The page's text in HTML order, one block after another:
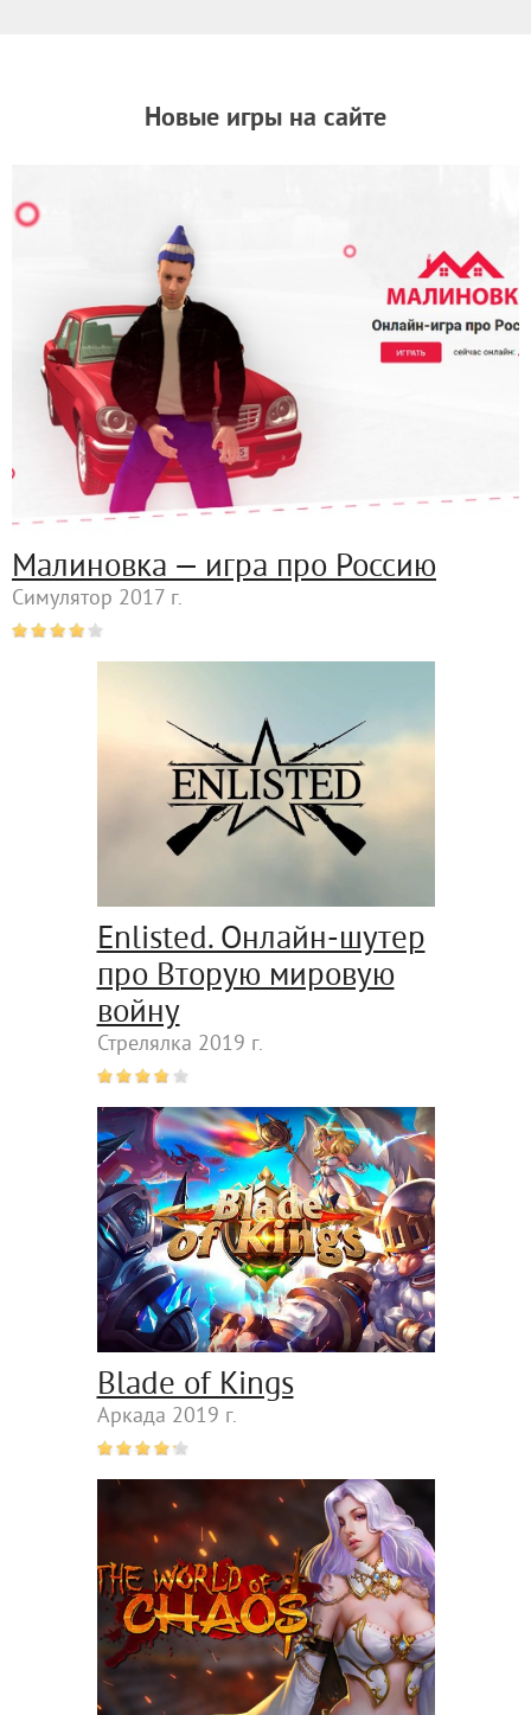
Новые игры на сайте
Малиновка — игра про Россию
Симулятор 2017 г.
Enlisted. Онлайн-шутер
про Вторую мировую
войну
Стрелялка 2019 г.
Blade of Kings
Аркада 2019 г.